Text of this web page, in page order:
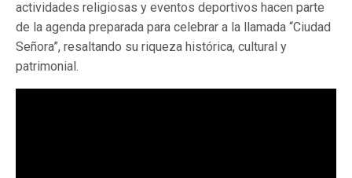
actividades religiosas y eventos deportivos hacen parte
de la agenda preparada para celebrar a la llamada “Ciudad
Señora”, resaltando su riqueza histórica, cultural y
patrimonial.